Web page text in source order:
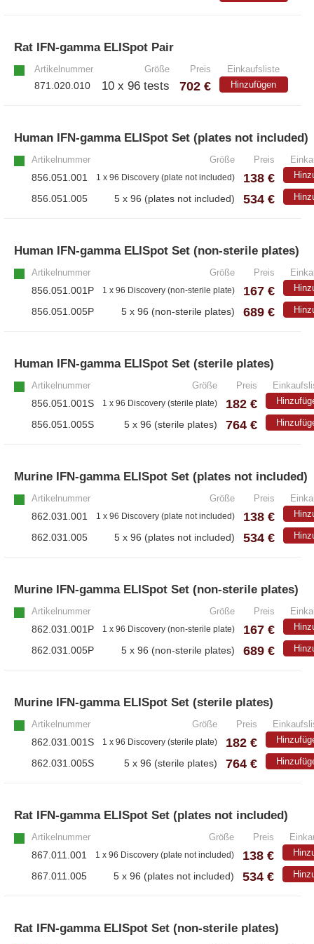
Rat IFN-gamma ELISpot Pair
Artikelnummer Größe Preis Einkaufsliste
871.020.010 10 x 96 tests 702 € Hinzufügen
Human IFN-gamma ELISpot Set (plates not included)
Artikelnummer Größe Preis
856.051.001 1 x 96 Discovery (plate not included) 138 €
856.051.005 5 x 96 (plates not included) 534 €
Human IFN-gamma ELISpot Set (non-sterile plates)
Artikelnummer Größe Preis
856.051.001P 1 x 96 Discovery (non-sterile plate) 167 €
856.051.005P 5 x 96 (non-sterile plates) 689 €
Human IFN-gamma ELISpot Set (sterile plates)
Artikelnummer Größe Preis
856.051.001S 1 x 96 Discovery (sterile plate) 182 €
856.051.005S 5 x 96 (sterile plates) 764 €
Murine IFN-gamma ELISpot Set (plates not included)
Artikelnummer Größe Preis
862.031.001 1 x 96 Discovery (plate not included) 138 €
862.031.005 5 x 96 (plates not included) 534 €
Murine IFN-gamma ELISpot Set (non-sterile plates)
Artikelnummer Größe Preis
862.031.001P 1 x 96 Discovery (non-sterile plate) 167 €
862.031.005P 5 x 96 (non-sterile plates) 689 €
Murine IFN-gamma ELISpot Set (sterile plates)
Artikelnummer Größe Preis
862.031.001S 1 x 96 Discovery (sterile plate) 182 €
862.031.005S 5 x 96 (sterile plates) 764 €
Rat IFN-gamma ELISpot Set (plates not included)
Artikelnummer Größe Preis
867.011.001 1 x 96 Discovery (plate not included) 138 €
867.011.005 5 x 96 (plates not included) 534 €
Rat IFN-gamma ELISpot Set (non-sterile plates)